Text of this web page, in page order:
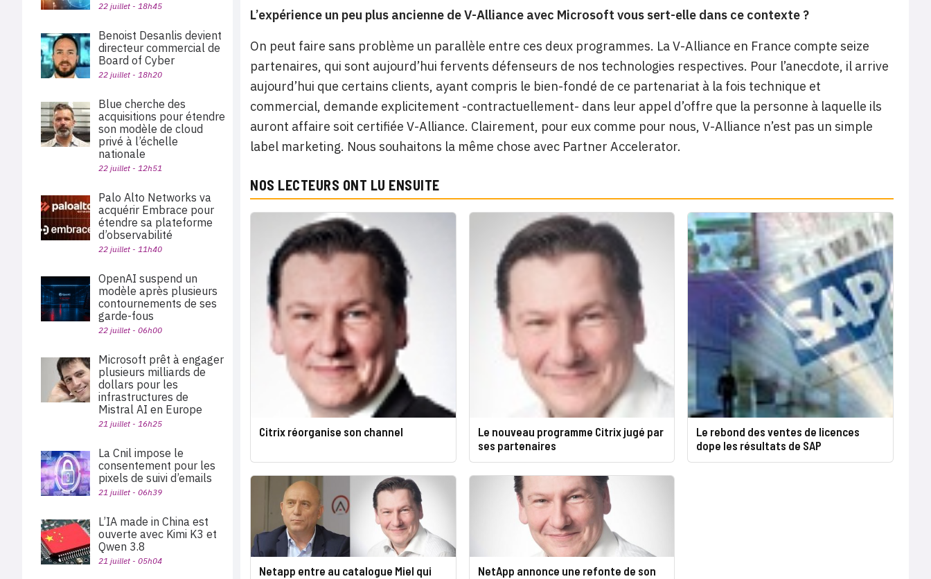
L’expérience un peu plus ancienne de V-Alliance avec Microsoft vous sert-elle dans ce contexte ?
On peut faire sans problème un parallèle entre ces deux programmes. La V-Alliance en France compte seize
partenaires, qui sont aujourd’hui fervents défenseurs de nos technologies respectives. Pour l’anecdote, il arrive
aujourd’hui que certains clients, ayant compris le bien-fondé de ce partenariat à la fois technique et
commercial, demande explicitement -contractuellement- dans leur appel d’offre que la personne à laquelle ils
auront affaire soit certifiée V-Alliance. Clairement, pour eux comme pour nous, V-Alliance n’est pas un simple
label marketing. Nous souhaitons la même chose avec Partner Accelerator.
NOS LECTEURS ONT LU ENSUITE
Citrix réorganise son channel
Le nouveau programme Citrix jugé par
ses partenaires
Le rebond des ventes de licences
dope les résultats de SAP
Netapp entre au catalogue Miel qui
NetApp annonce une refonte de son
22 juillet - 18h45
Benoist Desanlis devient
directeur commercial de
Board of Cyber
22 juillet - 18h20
Blue cherche des
acquisitions pour étendre
son modèle de cloud
privé à l’échelle
nationale
22 juillet - 12h51
Palo Alto Networks va
acquérir Embrace pour
étendre sa plateforme
d’observabilité
22 juillet - 11h40
OpenAI suspend un
modèle après plusieurs
contournements de ses
garde-fous
22 juillet - 06h00
Microsoft prêt à engager
plusieurs milliards de
dollars pour les
infrastructures de
Mistral AI en Europe
21 juillet - 16h25
La Cnil impose le
consentement pour les
pixels de suivi d’emails
21 juillet - 06h39
L’IA made in China est
ouverte avec Kimi K3 et
Qwen 3.8
21 juillet - 05h04